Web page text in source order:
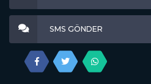
SMS GÖNDER